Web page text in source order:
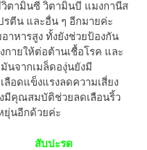
วิตามินซี วิตามินบี แมงกานีส
ตีน และอื่น ๆ อีกมายค่ะ
าหารสูง ทั้งยังช่วยป้องกัน
กายให้ต่อต้านเชื้อโรค และ
นจากเมล็ดองุ่นยังมี
อดแข็งแรงลดความเสี่ยง
มีคุณสมบัติช่วยลดเลือนริ้ว
ยุ่นอีกด้วยค่ะ
สับปะรด